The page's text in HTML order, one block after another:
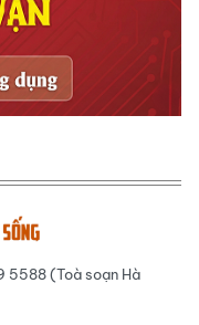
(Toà soạn Hà